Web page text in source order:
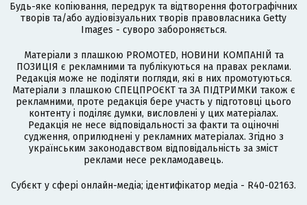
Будь-яке копіювання, передрук та відтворення фотографічних
творів та/або аудіовізуальних творів правовласника Getty
Images - суворо забороняється.
Матеріали з плашкою PROMOTED, НОВИНИ КОМПАНІЙ та
ПОЗИЦІЯ є рекламними та публікуються на правах реклами.
Редакція може не поділяти погляди, які в них промотуються.
Матеріали з плашкою СПЕЦПРОЄКТ та ЗА ПІДТРИМКИ також є
рекламними, проте редакція бере участь у підготовці цього
контенту і поділяє думки, висловлені у цих матеріалах.
Редакція не несе відповідальності за факти та оціночні
судження, оприлюднені у рекламних матеріалах. Згідно з
українським законодавством відповідальність за зміст
реклами несе рекламодавець.
Cубєкт у сфері онлайн-медіа; ідентифікатор медіа - R40-02163.